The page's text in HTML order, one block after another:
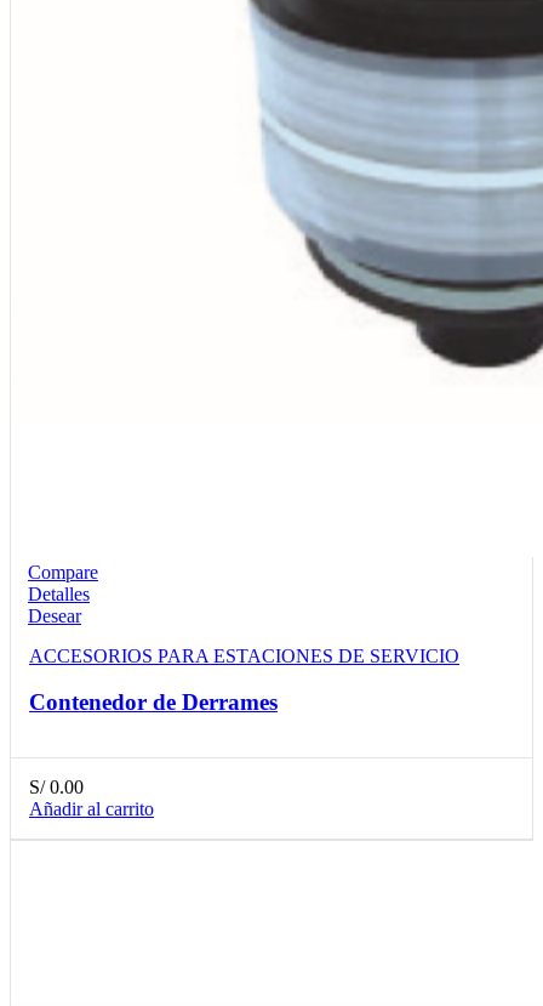
Compare
Detalles
Desear
ACCESORIOS PARA ESTACIONES DE SERVICIO
Contenedor de Derrames
S/0.00
Añadir al carrito